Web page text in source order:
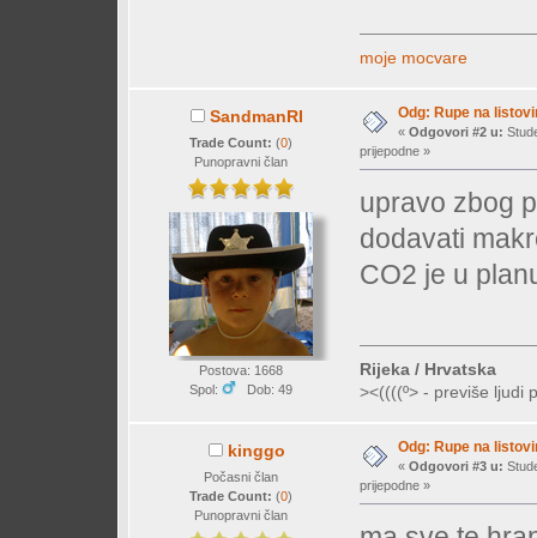
moje mocvare
SandmanRI
Trade Count: (0)
Punopravni član
Postova: 1668
Spol:
Dob: 49
Odg: Rupe na
« Odgovori #2 u:
prijepodne »
upravo zbog
dodavati
CO2 je u
Rijeka / Hrvatska
><((((º> - previše ljudi
kinggo
Počasni član
Trade Count: (0)
Punopravni član
Odg: Rupe na
« Odgovori #3 u:
prijepodne »